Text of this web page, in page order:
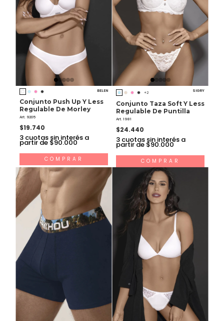
BELEN
Conjunto Push Up Y Less
Regulable De Morley
Art. 9205
$19.740
3 cuotas sin interés a
partir de $90.000
COMPRAR
+2 SIGRY
Conjunto Taza Soft Y Less
Regulable De Puntilla
Art. 1981
$24.440
3 cuotas sin interés a
partir de $90.000
COMPRAR